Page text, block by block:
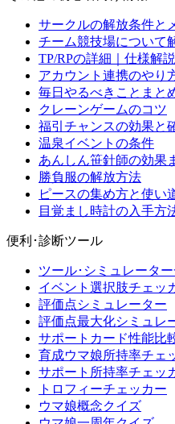
サークルの解放条件と
チーム競技場について
TP/RPの詳細｜仕様解説
アカウント連携のやり
毎日やるべきことまと
クレーンゲームのコツ
福引チャンスの効果と
温泉イベントの条件
あんしん笹針師の効果
勝負服の解放方法
ピースの集め方と使い
目覚まし時計の入手方
便利･診断ツール
ツール･シミュレータ
イベント選択肢チェッ
評価点シミュレーター
評価点最大化シミュレ
サポートカード性能比
育成ウマ娘所持率チェ
サポート所持率チェッ
トロフィーチェッカー
ウマ娘概念クイズ